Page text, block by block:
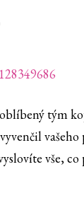
tým
vašeho
vše,